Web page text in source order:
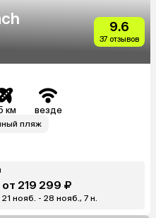
9.6
37 отзывов
км везде
пляж
от 219 299 ₽
21 нояб. - 28 нояб., 7 н.